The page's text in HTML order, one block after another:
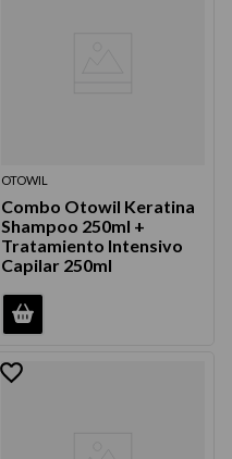
OTOWIL
Combo Otowil Keratina
Shampoo 250ml +
Tratamiento Intensivo
Capilar 250ml